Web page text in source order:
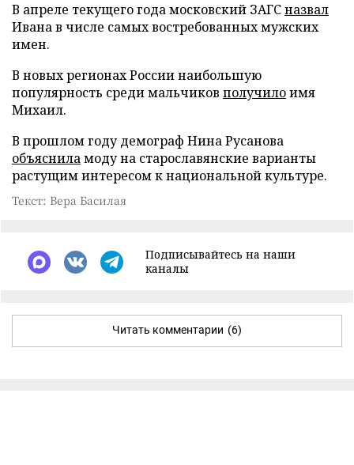
В апреле текущего года московский ЗАГСназвал
Ивана в числе самых востребованных мужских
имен.
В новых регионах России наибольшую
популярность среди мальчиков получилоимя
Михаил.
В прошлом году демограф Нина Русанова
объясниламоду на старославянские варианты
растущим интересом к национальной культуре.
Текст: Вера Басилая
Подписывайтесь на наши
каналы
Читать комментарии (6)